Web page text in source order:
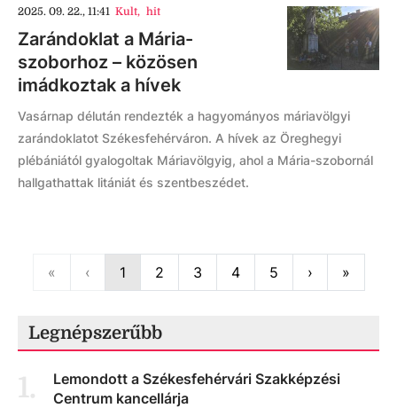
2025. 09. 22., 11:41 Kult, hit
Zarándoklat a Mária-
szoborhoz – közösen
imádkoztak a hívek
Vasárnap délután rendezték a hagyományos máriavölgyi
zarándoklatot Székesfehérváron. A hívek az Öreghegyi
plébániától gyalogoltak Máriavölgyig, ahol a Mária-szobornál
hallgathattak litániát és szentbeszédet.
« ‹Previous
1 2 3 4 5 ›Next»Last
Legnépszerűbb
1.
Lemondott a Székesfehérvári Szakképzési
Centrum kancellárja